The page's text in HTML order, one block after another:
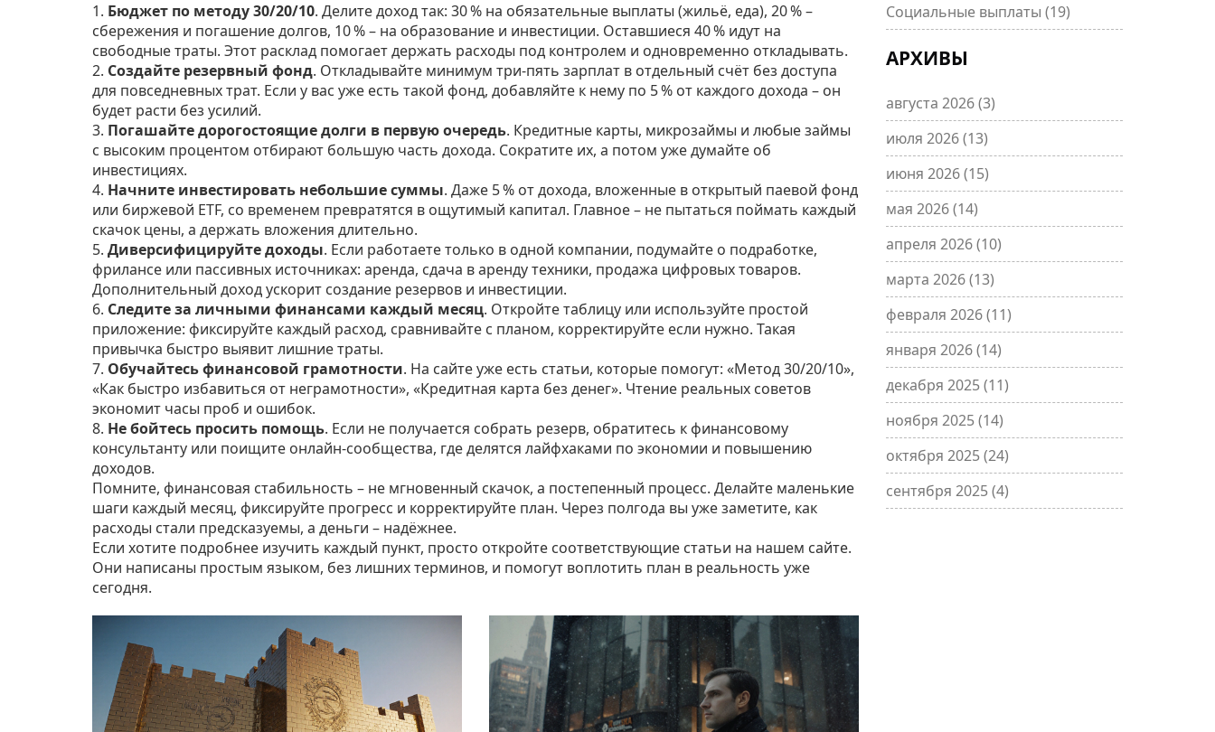
1. Бюджет по методу 30/20/10. Делите доход так: 30 % на обязательные выплаты (жильё, еда), 20 % –
сбережения и погашение долгов, 10 % – на образование и инвестиции. Оставшиеся 40 % идут на
свободные траты. Этот расклад помогает держать расходы под контролем и одновременно откладывать.
2. Создайте резервный фонд. Откладывайте минимум три‑пять зарплат в отдельный счёт без доступа
для повседневных трат. Если у вас уже есть такой фонд, добавляйте к нему по 5 % от каждого дохода – он
будет расти без усилий.
3. Погашайте дорогостоящие долги в первую очередь. Кредитные карты, микрозаймы и любые займы
с высоким процентом отбирают большую часть дохода. Сократите их, а потом уже думайте об
инвестициях.
4. Начните инвестировать небольшие суммы. Даже 5 % от дохода, вложенные в открытый паевой фонд
или биржевой ETF, со временем превратятся в ощутимый капитал. Главное – не пытаться поймать каждый
скачок цены, а держать вложения длительно.
5. Диверсифицируйте доходы. Если работаете только в одной компании, подумайте о подработке,
фрилансе или пассивных источниках: аренда, сдача в аренду техники, продажа цифровых товаров.
Дополнительный доход ускорит создание резервов и инвестиции.
6. Следите за личными финансами каждый месяц. Откройте таблицу или используйте простой
приложение: фиксируйте каждый расход, сравнивайте с планом, корректируйте если нужно. Такая
привычка быстро выявит лишние траты.
7. Обучайтесь финансовой грамотности. На сайте уже есть статьи, которые помогут: «Метод 30/20/10»,
«Как быстро избавиться от неграмотности», «Кредитная карта без денег». Чтение реальных советов
экономит часы проб и ошибок.
8. Не бойтесь просить помощь. Если не получается собрать резерв, обратитесь к финансовому
консультанту или поищите онлайн‑сообщества, где делятся лайфхаками по экономии и повышению
доходов.
Помните, финансовая стабильность – не мгновенный скачок, а постепенный процесс. Делайте маленькие
шаги каждый месяц, фиксируйте прогресс и корректируйте план. Через полгода вы уже заметите, как
расходы стали предсказуемы, а деньги – надёжнее.
Если хотите подробнее изучить каждый пункт, просто откройте соответствующие статьи на нашем сайте.
Они написаны простым языком, без лишних терминов, и помогут воплотить план в реальность уже
сегодня.
Социальные выплаты (19)
АРХИВЫ
августа 2026(3)
июля 2026(13)
июня 2026(15)
мая 2026(14)
апреля 2026(10)
марта 2026(13)
февраля 2026(11)
января 2026(14)
декабря 2025(11)
ноября 2025(14)
октября 2025(24)
сентября 2025(4)